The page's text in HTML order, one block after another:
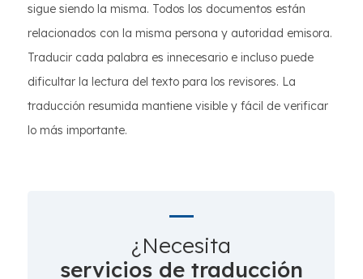
sigue siendo la misma. Todos los documentos están
relacionados con la misma persona y autoridad emisora.
Traducir cada palabra es innecesario e incluso puede
dificultar la lectura del texto para los revisores. La
traducción resumida mantiene visible y fácil de verificar
lo más importante.
¿Necesita
servicios de traducción